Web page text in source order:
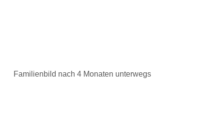
Familienbild nach 4 Monaten unterwegs